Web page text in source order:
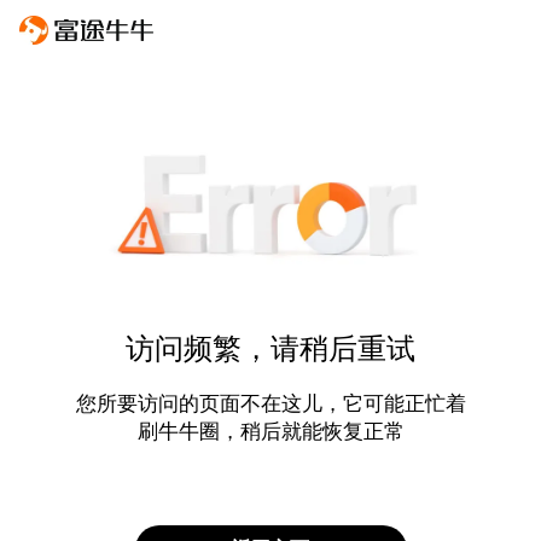
访问频繁，请稍后重试
您所要访问的页面不在这儿，它可能正忙着
刷牛牛圈，稍后就能恢复正常